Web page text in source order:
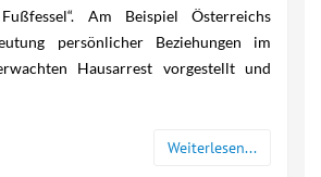
Am Beispiel Österreichs
persönlicher Beziehungen im
Hausarrest vorgestellt und
Weiterlesen...